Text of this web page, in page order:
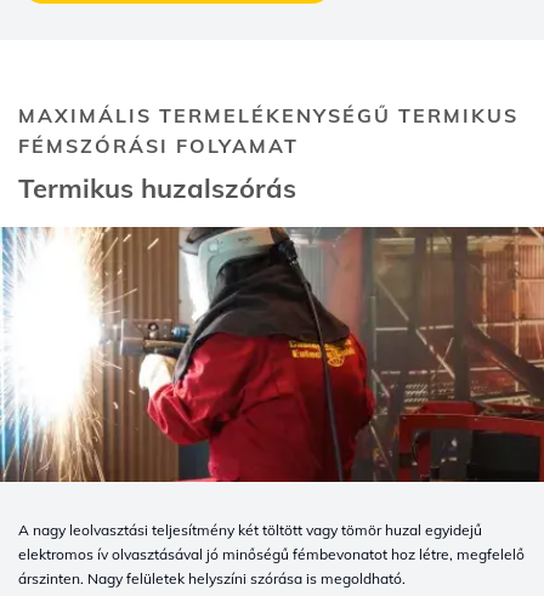
MAXIMÁLIS TERMELÉKENYSÉGŰ TERMIKUS
FÉMSZÓRÁSI FOLYAMAT
Termikus huzalszórás
A nagy leolvasztási teljesítmény két töltött vagy tömör huzal egyidejű
elektromos ív olvasztásával jó minőségű fémbevonatot hoz létre, megfelelő
árszinten. Nagy felületek helyszíni szórása is megoldható.